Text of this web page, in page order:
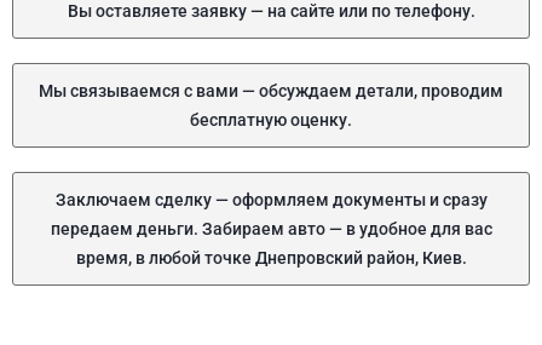
Вы оставляете заявку — на сайте или по телефону.
Мы связываемся с вами — обсуждаем детали, проводим
бесплатную оценку.
Заключаем сделку — оформляем документы и сразу
передаем деньги. Забираем авто — в удобное для вас
время, в любой точке Днепровский район, Киев.